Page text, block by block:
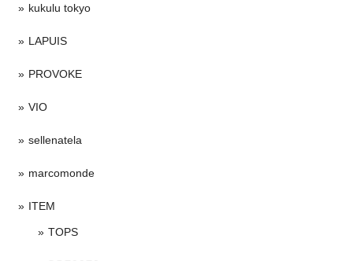
kukulu tokyo
LAPUIS
PROVOKE
VIO
sellenatela
marcomonde
ITEM
TOPS